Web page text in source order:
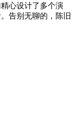
心设计了多个演
告别无聊的，陈旧